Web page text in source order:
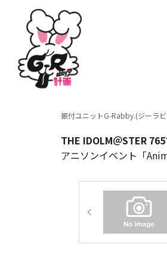
振付ユニットG-Rabby.(ジーラ
THE IDOLM＠STER
アニソンイベント「